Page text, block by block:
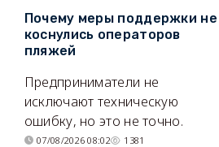
Почему меры поддержки не
коснулись операторов
пляжей
Предприниматели не
исключают техническую
ошибку, но это не точно.
07/08/2026 08:02 1381